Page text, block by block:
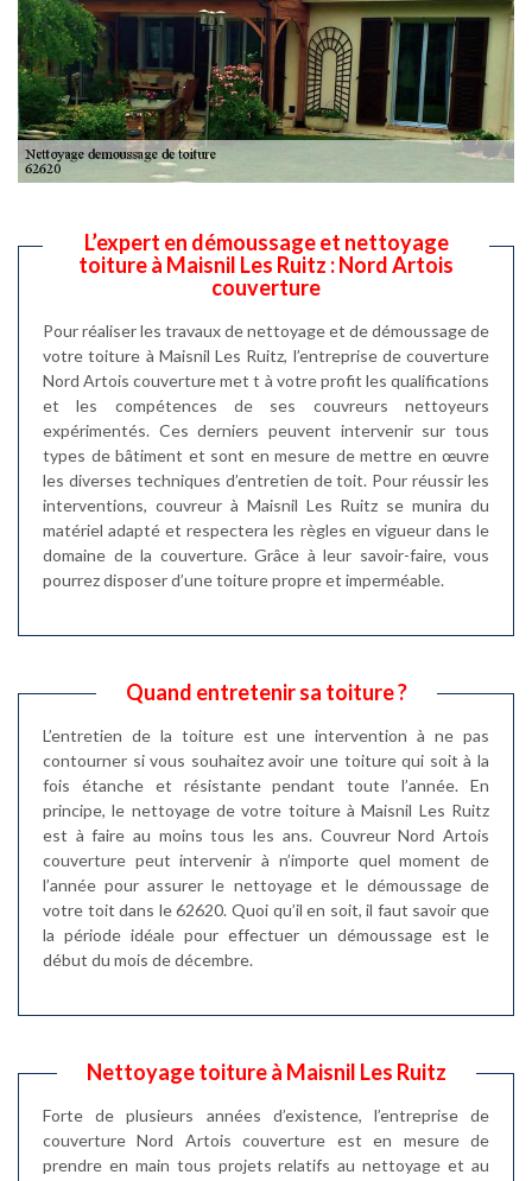
L’expert en démoussage et nettoyage
toiture à Maisnil Les Ruitz : Nord Artois
couverture
Pour réaliser les travaux de nettoyage et de démoussage de
votre toiture à Maisnil Les Ruitz, l’entreprise de couverture
Nord Artois couverture met t à votre profit les qualifications
et les compétences de ses couvreurs nettoyeurs
expérimentés. Ces derniers peuvent intervenir sur tous
types de bâtiment et sont en mesure de mettre en œuvre
les diverses techniques d’entretien de toit. Pour réussir les
interventions, couvreur à Maisnil Les Ruitz se munira du
matériel adapté et respectera les règles en vigueur dans le
domaine de la couverture. Grâce à leur savoir-faire, vous
pourrez disposer d’une toiture propre et imperméable.
Quand entretenir sa toiture ?
L’entretien de la toiture est une intervention à ne pas
contourner si vous souhaitez avoir une toiture qui soit à la
fois étanche et résistante pendant toute l’année. En
principe, le nettoyage de votre toiture à Maisnil Les Ruitz
est à faire au moins tous les ans. Couvreur Nord Artois
couverture peut intervenir à n’importe quel moment de
l’année pour assurer le nettoyage et le démoussage de
votre toit dans le 62620. Quoi qu’il en soit, il faut savoir que
la période idéale pour effectuer un démoussage est le
début du mois de décembre.
Nettoyage toiture à Maisnil Les Ruitz
Forte de plusieurs années d’existence, l’entreprise de
couverture Nord Artois couverture est en mesure de
prendre en main tous projets relatifs au nettoyage et au